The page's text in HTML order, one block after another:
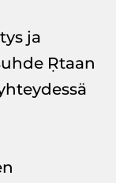
ja
Ṛtaan